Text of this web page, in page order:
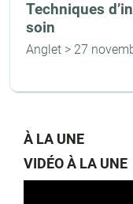
Techniques
soin
Anglet > 27
À LA UNE
VIDÉO À LA UNE